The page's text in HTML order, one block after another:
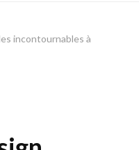
incontournables à